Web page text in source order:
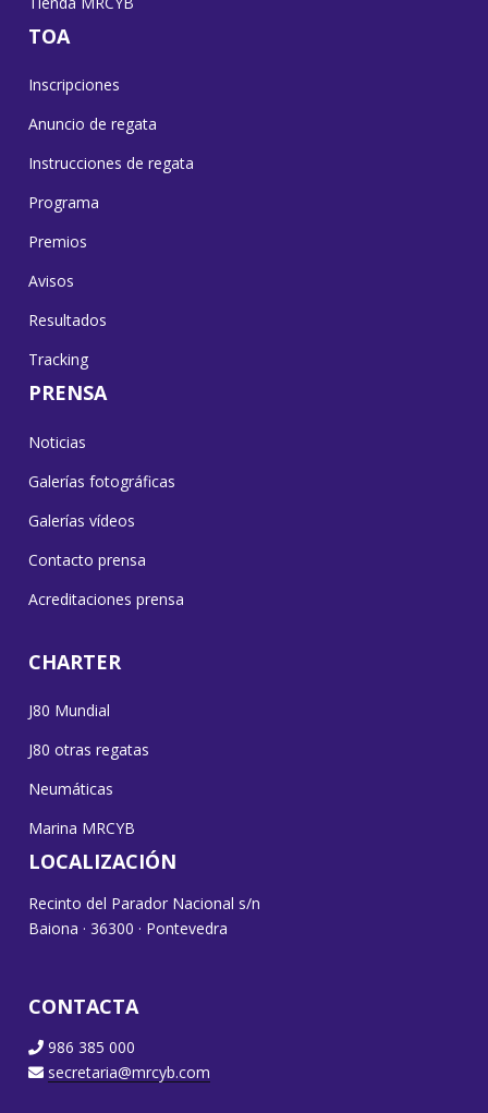
TOA
Inscripciones
Anuncio de regata
Instrucciones de regata
Programa
Premios
Avisos
Resultados
Tracking
PRENSA
Noticias
Galerías fotográficas
Galerías vídeos
Contacto prensa
Acreditaciones prensa
CHARTER
J80 Mundial
J80 otras regatas
Neumáticas
Marina MRCYB
LOCALIZACIÓN
Recinto del Parador Nacional s/n
Baiona · 36300 · Pontevedra
CONTACTA
986 385 000
secretaria@mrcyb.com